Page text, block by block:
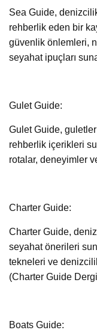
Sea Guide,
rehberlik eden bir
güvenlik önlemleri,
seyahat ipuçları
Gulet Guide:
Gulet Guide,
rehberlik içerikleri
rotalar, deneyimler
Charter Guide:
Charter Guide,
seyahat önerileri
tekneleri ve
(Charter Guide
Boats Guide: